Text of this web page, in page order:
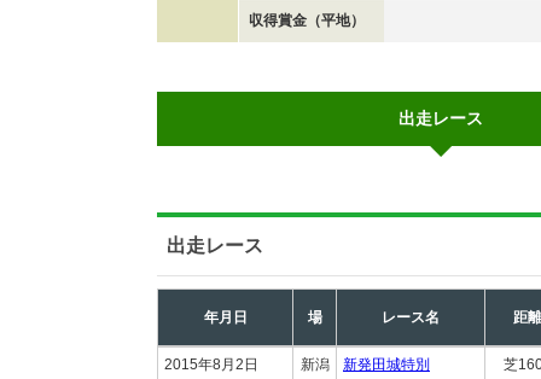
収得賞金（平地）
出走レース
出走レース
年月日 場 レース名 距離
2015年8月2日 新潟 新発田城特別 芝